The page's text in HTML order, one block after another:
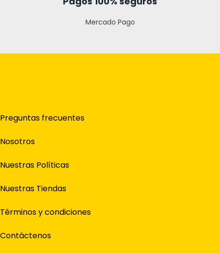
Mercado Pago
Preguntas frecuentes
Nosotros
Nuestras Políticas
Nuestras Tiendas
Términos y condiciones
Contáctenos